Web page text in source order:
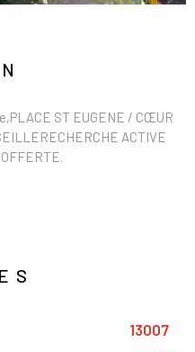
ST EUGENE / CŒUR
ACTIVE
13007